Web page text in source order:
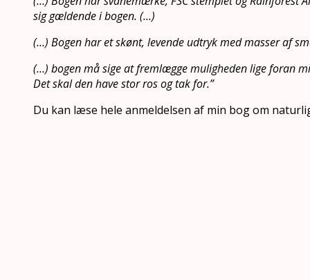
sig gældende i bogen. (…)
(…) Bogen har et skønt, levende udtryk med masser af
(…) bogen må sige at fremlægge muligheden lige foran
Det skal den have stor ros og tak for.”
Du kan læse hele anmeldelsen af min bog om